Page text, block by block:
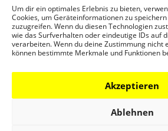
Um dir ein optimales Erlebnis zu bieten,
Cookies, um Geräteinformationen zu
zuzugreifen. Wenn du diesen Technologien
wie das Surfverhalten oder eindeutige IDs auf
verarbeiten. Wenn du deine Zustimmung nicht
können bestimmte Merkmale und Funktionen
Akzeptieren
Ablehnen
Architekturpreise
Publikationen